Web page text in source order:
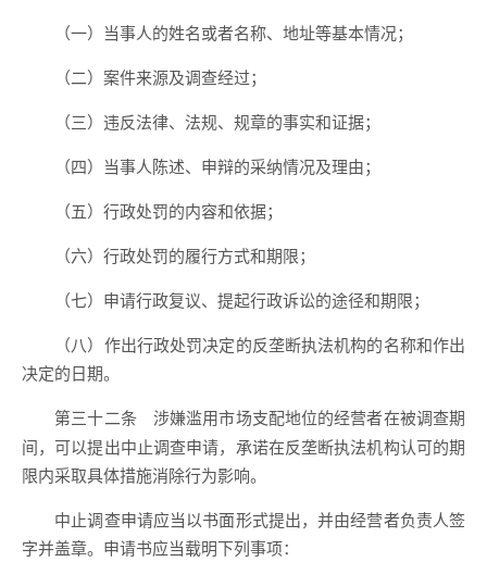
（一）当事人的姓名或者名称、地址等基本情况；
（二）案件来源及调查经过；
（三）违反法律、法规、规章的事实和证据；
（四）当事人陈述、申辩的采纳情况及理由；
（五）行政处罚的内容和依据；
（六）行政处罚的履行方式和期限；
（七）申请行政复议、提起行政诉讼的途径和期限；
（八）作出行政处罚决定的反垄断执法机构的名称和作出
决定的日期。
第三十二条 涉嫌滥用市场支配地位的经营者在被调查期
间，可以提出中止调查申请，承诺在反垄断执法机构认可的期
限内采取具体措施消除行为影响。
中止调查申请应当以书面形式提出，并由经营者负责人签
字并盖章。申请书应当载明下列事项：